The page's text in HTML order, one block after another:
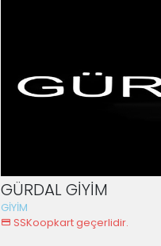
GÜRDAL GİYİM
GİYİM
SSKoopkart geçerlidir.